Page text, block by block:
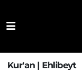
Kur'an | Ehlibeyt
Düşünce |
Hava Durumu